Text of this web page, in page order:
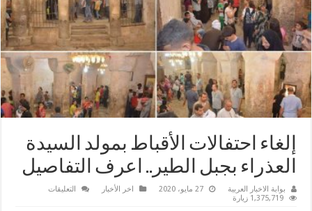
إلغاء احتفالات الأقباط بمولد السيدة
العذراء بجبل الطير.. اعرف التفاصيل
بوابة الاخبار العربية 27 مايو، 2020 اخر الأخبار التعليقات
1,375,719 زيارة